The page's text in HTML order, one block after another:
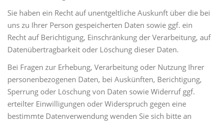
Sie haben ein Recht auf unentgeltliche Auskunft über die bei
uns zu Ihrer Person gespeicherten Daten sowie ggf. ein
Recht auf Berichtigung, Einschränkung der Verarbeitung, auf
Datenübertragbarkeit oder Löschung dieser Daten.
Bei Fragen zur Erhebung, Verarbeitung oder Nutzung Ihrer
personenbezogenen Daten, bei Auskünften, Berichtigung,
Sperrung oder Löschung von Daten sowie Widerruf ggf.
erteilter Einwilligungen oder Widerspruch gegen eine
bestimmte Datenverwendung wenden Sie sich bitte an